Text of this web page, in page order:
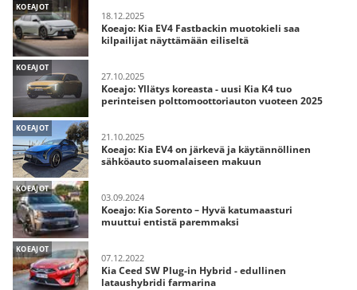
KOEAJOT
18.12.2025
Koeajo: Kia EV4 Fastbackin muotokieli saa
kilpailijat näyttämään eiliseltä
KOEAJOT
27.10.2025
Koeajo: Yllätys koreasta - uusi Kia K4 tuo
perinteisen polttomoottoriauton vuoteen 2025
KOEAJOT
21.10.2025
Koeajo: Kia EV4 on järkevä ja käytännöllinen
sähköauto suomalaiseen makuun
KOEAJOT
03.09.2024
Koeajo: Kia Sorento – Hyvä katumaasturi
muuttui entistä paremmaksi
KOEAJOT
07.12.2022
Kia Ceed SW Plug-in Hybrid - edullinen
lataushybridi farmarina